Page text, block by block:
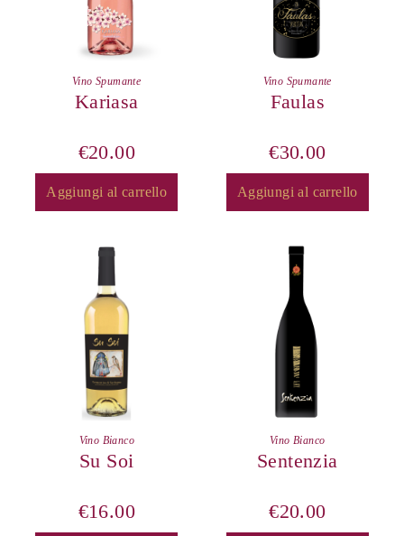
Vino Spumante
Kariasa
€20.00
Aggiungi al carrello
Vino Spumante
Faulas
€30.00
Aggiungi al carrello
Vino Bianco
Su Soi
€16.00
Vino Bianco
Sentenzia
€20.00